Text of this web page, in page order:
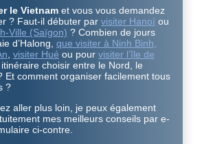
le Vietnam et vous vous demandez
? Faut-il débuter par visiter Hanoï ou
Ville (Saïgon) ? Combien de jours
d’Halong, que visiter à Ninh Binh,
visiter Hué ou pour visiter l’île de
choisir entre le Nord, le
Et comment organiser facilement tous
?
aller plus loin, je peux également
mes meilleurs conseils par e-
ci-contre.